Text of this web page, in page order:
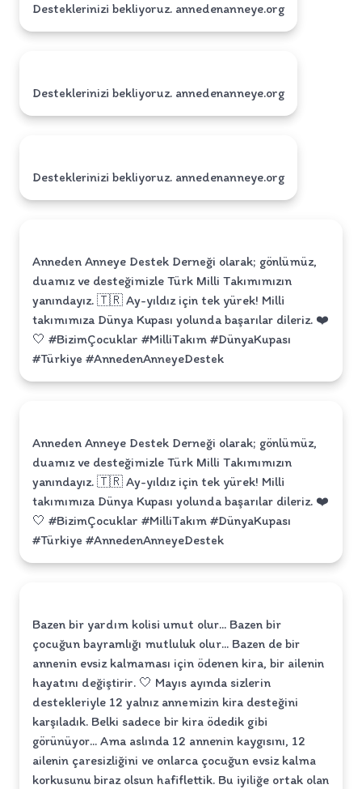
Desteklerinizi bekliyoruz. annedenanneye.org
Desteklerinizi bekliyoruz. annedenanneye.org
Desteklerinizi bekliyoruz. annedenanneye.org
Anneden Anneye Destek Derneği olarak; gönlümüz,
duamız ve desteğimizle Türk Milli Takımımızın
yanındayız. 🇹🇷 Ay-yıldız için tek yürek! Milli
takımımıza Dünya Kupası yolunda başarılar dileriz. ❤️
🤍 #BizimÇocuklar #MilliTakım #DünyaKupası
#Türkiye #AnnedenAnneyeDestek
Anneden Anneye Destek Derneği olarak; gönlümüz,
duamız ve desteğimizle Türk Milli Takımımızın
yanındayız. 🇹🇷 Ay-yıldız için tek yürek! Milli
takımımıza Dünya Kupası yolunda başarılar dileriz. ❤️
🤍 #BizimÇocuklar #MilliTakım #DünyaKupası
#Türkiye #AnnedenAnneyeDestek
Bazen bir yardım kolisi umut olur... Bazen bir
çocuğun bayramlığı mutluluk olur... Bazen de bir
annenin evsiz kalmaması için ödenen kira, bir ailenin
hayatını değiştirir. 🤍 Mayıs ayında sizlerin
destekleriyle 12 yalnız annemizin kira desteğini
karşıladık. Belki sadece bir kira ödedik gibi
görünüyor... Ama aslında 12 annenin kaygısını, 12
ailenin çaresizliğini ve onlarca çocuğun evsiz kalma
korkusunu biraz olsun hafiflettik. Bu iyiliğe ortak olan